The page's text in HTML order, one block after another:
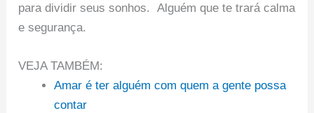
para dividir seus sonhos. Alguém que te trará calma
e segurança.
VEJA TAMBÉM:
Amar é ter alguém com quem a gente possa
contar